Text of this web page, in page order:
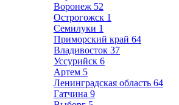
Воронеж 52
Острогожск 1
Семилуки 1
Приморский край 64
Владивосток 37
Уссурийск 6
Артем 5
Ленинградская область 64
Гатчина 9